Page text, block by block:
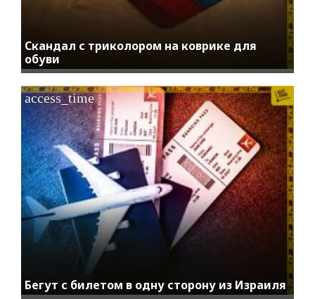
Скандал с триколором на коврике для
обуви
Бегут с билетом в одну сторону из Израиля
access_time